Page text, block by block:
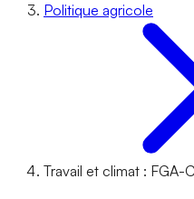
Politique agricole
Travail et climat : FGA-